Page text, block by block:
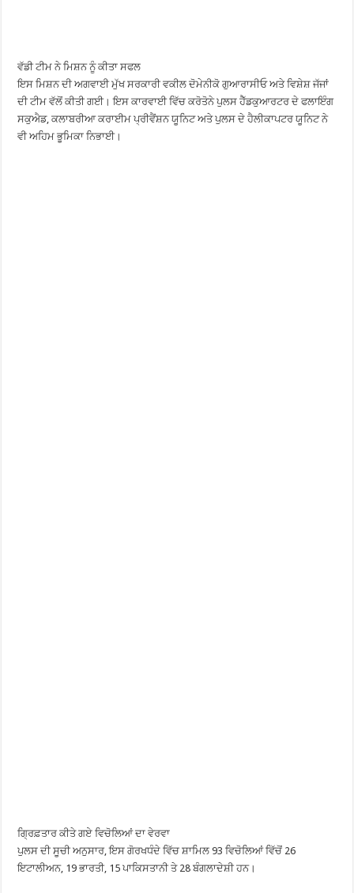
ਵੱਡੀ ਟੀਮ ਨੇ ਮਿਸ਼ਨ ਨੂੰ ਕੀਤਾ ਸਫਲ
ਇਸ ਮਿਸ਼ਨ ਦੀ ਅਗਵਾਈ ਮੁੱਖ ਸਰਕਾਰੀ ਵਕੀਲ ਦੋਮੇਨੀਕੋ ਗੁਆਰਾਸੀਓ ਅਤੇ ਵਿਸ਼ੇਸ਼ ਜੱਜਾਂ
ਦੀ ਟੀਮ ਵੱਲੋਂ ਕੀਤੀ ਗਈ। ਇਸ ਕਾਰਵਾਈ ਵਿੱਚ ਕਰੋਤੋਨੇ ਪੁਲਸ ਹੈੱਡਕੁਆਰਟਰ ਦੇ ਫਲਾਇੰਗ
ਸਕੁਐਡ, ਕਲਾਬਰੀਆ ਕਰਾਈਮ ਪ੍ਰੀਵੈਂਸ਼ਨ ਯੂਨਿਟ ਅਤੇ ਪੁਲਸ ਦੇ ਹੈਲੀਕਾਪਟਰ ਯੂਨਿਟ ਨੇ
ਵੀ ਅਹਿਮ ਭੂਮਿਕਾ ਨਿਭਾਈ।
ਗ੍ਰਿਫ਼ਤਾਰ ਕੀਤੇ ਗਏ ਵਿਚੋਲਿਆਂ ਦਾ ਵੇਰਵਾ
ਪੁਲਸ ਦੀ ਸੂਚੀ ਅਨੁਸਾਰ, ਇਸ ਗੋਰਖਧੰਦੇ ਵਿੱਚ ਸ਼ਾਮਿਲ 93 ਵਿਚੋਲਿਆਂ ਵਿੱਚੋਂ 26
ਇਟਾਲੀਅਨ, 19 ਭਾਰਤੀ, 15 ਪਾਕਿਸਤਾਨੀ ਤੇ 28 ਬੰਗਲਾਦੇਸ਼ੀ ਹਨ।